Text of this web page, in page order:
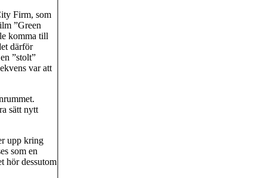
Firm, som
”Green
komma till
därför
”stolt”
var att
sätt nytt
upp kring
som en
hör dessutom